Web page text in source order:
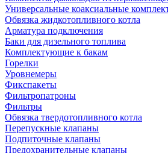
Универсальные коаксиальные
Обвязка жидкотопливного котла
Арматура подключения
Баки для дизельного топлива
Комплектующие к бакам
Горелки
Уровнемеры
Фикспакеты
Фильтропатроны
Фильтры
Обвязка твердотопливного котла
Перепускные клапаны
Подпиточные клапаны
Предохранительные клапаны